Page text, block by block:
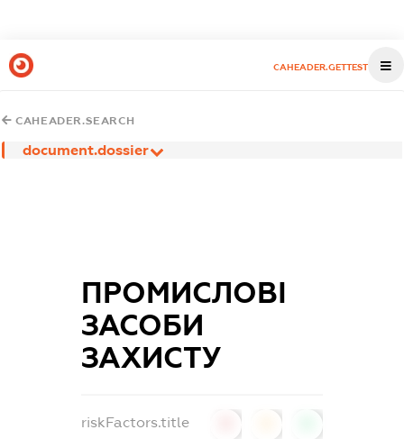
CAHEADER.GETTEST
CAHEADER.SEARCH
document.dossier
ПРОМИСЛОВІ
ЗАСОБИ
ЗАХИСТУ
riskFactors.title